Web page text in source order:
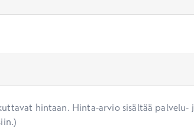
hintaan. Hinta-arvio sisältää palvelu-